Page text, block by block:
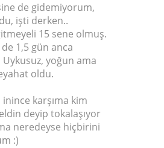
de gidemiyorum,
işti derken..
15 sene olmuş.
1,5 gün anca
yoğun ama
oldu.
karşıma kim
deyip tokalaşıyor
neredeyse hiçbirini
:)